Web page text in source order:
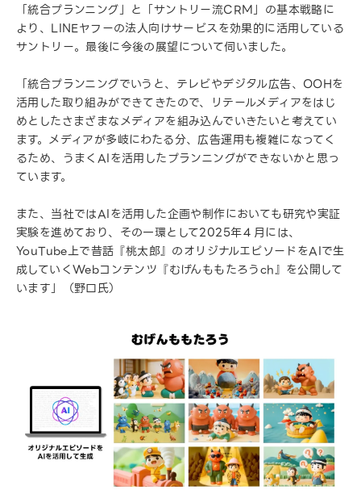
「統合プランニング」と「サントリー流CRM」の基本戦略に
より、LINEヤフーの法人向けサービスを効果的に活用している
サントリー。最後に今後の展望について伺いました。
「統合プランニングでいうと、テレビやデジタル広告、OOHを
活用した取り組みができてきたので、リテールメディアをはじ
めとしたさまざまなメディアを組み込んでいきたいと考えてい
ます。メディアが多岐にわたる分、広告運用も複雑になってく
るため、うまくAIを活用したプランニングができないかと思っ
ています。
また、当社ではAIを活用した企画や制作においても研究や実証
実験を進めており、その一環として2025年４月には、
YouTube上で昔話『桃太郎』のオリジナルエピソードをAIで生
成していくWebコンテンツ『むげんももたろうch』を公開して
います」（野口氏）